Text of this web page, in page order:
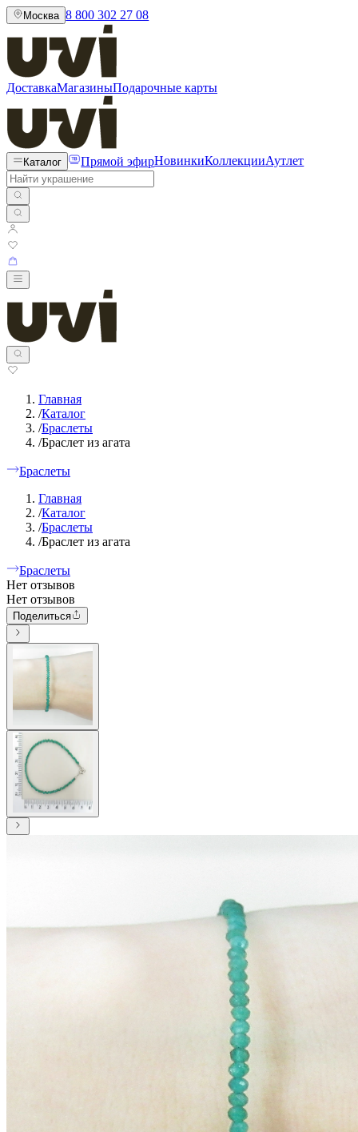
Москва 8 800 302 27 08
ДоставкаМагазиныПодарочные карты
Каталог Прямой эфирНовинкиКоллекцииАутлет
Главная
/Каталог
/Браслеты
/Браслет из агата
Браслеты
Главная
/Каталог
/Браслеты
/Браслет из агата
Браслеты
Нет отзывов
Нет отзывов
Поделиться